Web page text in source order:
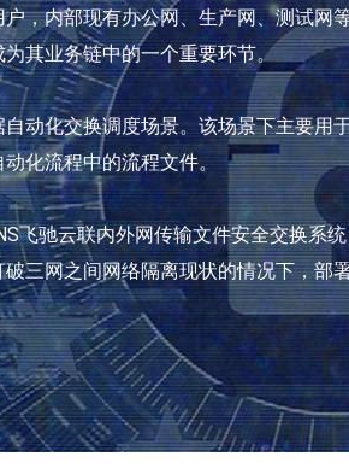
，内部现有办公网、生产网、测试网
其业务链中的一个重要环节。
动化交换调度场景。该场景下主要用
化流程中的流程文件。
飞驰云联内外网传输文件安全交换系
三网之间网络隔离现状的情况下，部